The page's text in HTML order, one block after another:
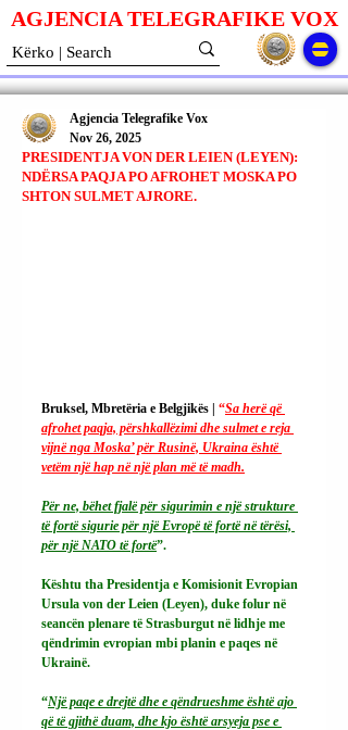
AGJENCIA TELEGRAFIKE VOX
PRESIDENTJA VON DER LEIEN (LEYEN):
NDËRSA PAQJA PO AFROHET MOSKA PO
SHTON SULMET AJRORE.
Agjencia Telegrafike Vox
Nov 26, 2025
Bruksel, Mbretëria e Belgjikës | “Sa herë që
afrohet paqja, përshkallëzimi dhe sulmet e reja
vijnë nga Moska’ për Rusinë, Ukraina është
vetëm një hap në një plan më të madh.
Për ne, bëhet fjalë për sigurimin e një strukture
të fortë sigurie për një Evropë të fortë në tërësi,
për një NATO të fortë”.
Kështu tha Presidentja e Komisionit Evropian
Ursula von der Leien (Leyen), duke folur në
seancën plenare të Strasburgut në lidhje me
qëndrimin evropian mbi planin e paqes në
Ukrainë.
“Një paqe e drejtë dhe e qëndrueshme është ajo
që të gjithë duam, dhe kjo është arsyeja pse e